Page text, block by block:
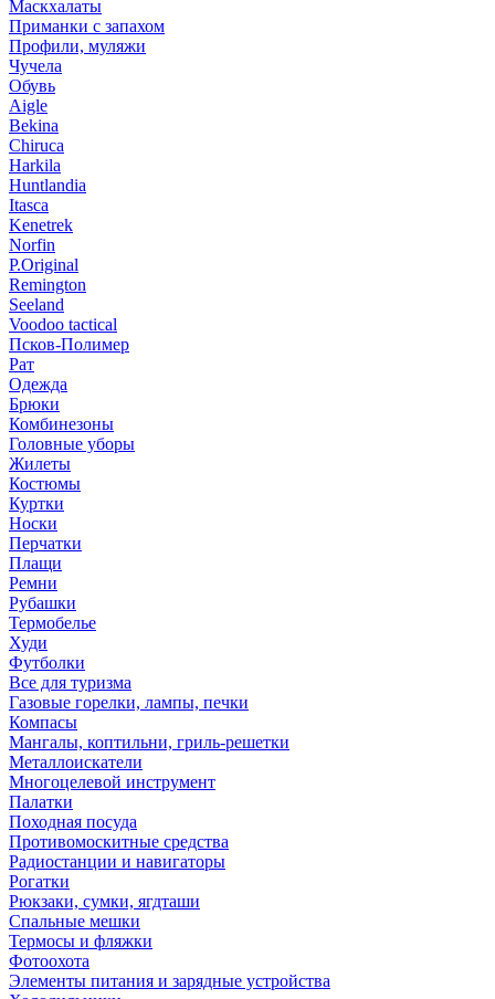
Маскхалаты
Приманки с запахом
Профили, муляжи
Чучела
Обувь
Aigle
Bekina
Chiruсa
Harkila
Huntlandia
Itasca
Kenetrek
Norfin
P.Original
Remington
Seeland
Voodoo tactical
Псков-Полимер
Рат
Одежда
Брюки
Комбинезоны
Головные уборы
Жилеты
Костюмы
Куртки
Носки
Перчатки
Плащи
Ремни
Рубашки
Термобелье
Худи
Футболки
Все для туризма
Газовые горелки, лампы, печки
Компасы
Мангалы, коптильни, гриль-решетки
Металлоискатели
Многоцелевой инструмент
Палатки
Походная посуда
Противомоскитные средства
Радиостанции и навигаторы
Рогатки
Рюкзаки, сумки, ягдташи
Спальные мешки
Термосы и фляжки
Фотоохота
Элементы питания и зарядные устройства